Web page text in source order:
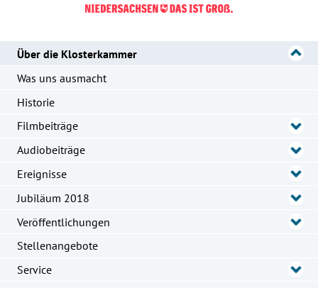
Über die Klosterkammer
Was uns ausmacht
Historie
Filmbeiträge
Audiobeiträge
Ereignisse
Jubiläum 2018
Veröffentlichungen
Stellenangebote
Service